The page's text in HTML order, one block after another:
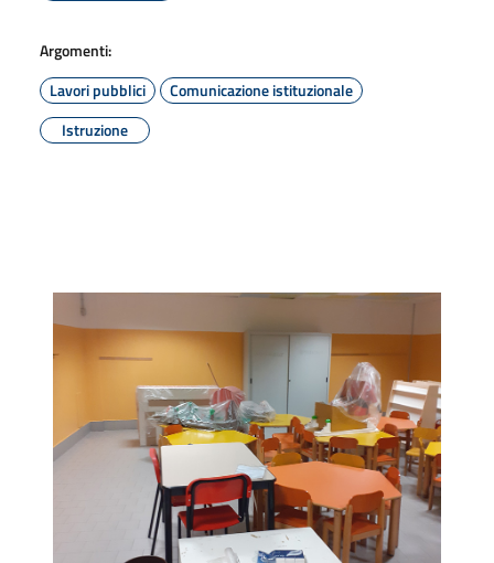
Argomenti:
Lavori pubblici
Comunicazione istituzionale
Istruzione